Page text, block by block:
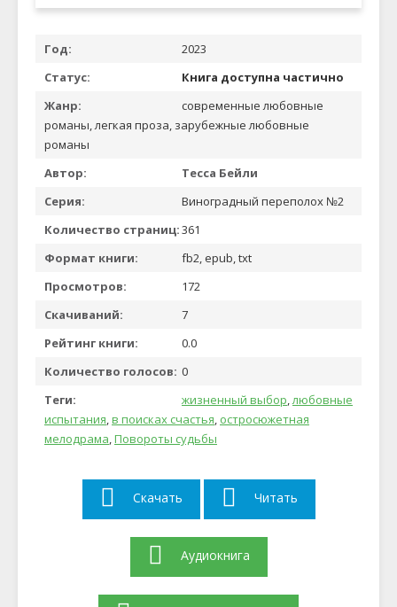
Год:
2023
Статус:
Книга доступна частично
Жанр:
современные любовные
романы, легкая проза, зарубежные любовные
романы
Автор:
Тесса Бейли
Серия:
Виноградный переполох №2
Количество страниц:361
Формат книги:
fb2, epub, txt
Просмотров:
172
Скачиваний:
7
Рейтинг книги:
0.0
Количество голосов: 0
Теги:
жизненный выбор,любовные
испытания,в поисках счастья, остросюжетная
мелодрама,Повороты судьбы
Скачать Читать
Аудиокнига